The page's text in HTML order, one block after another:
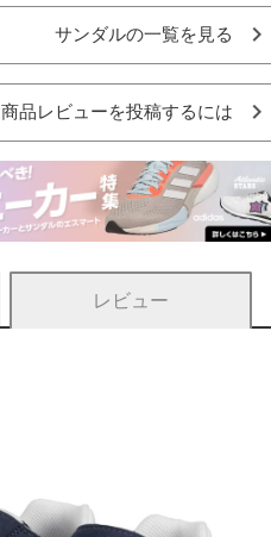
サンダルの一覧を見る
商品レビューを投稿するには
レビュー